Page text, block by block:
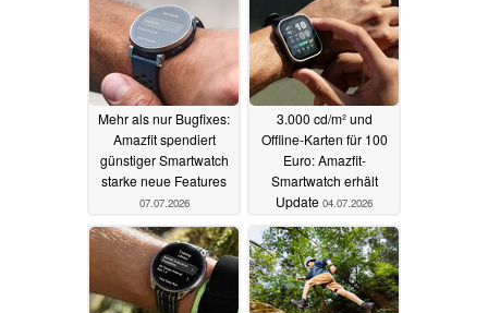
Mehr als nur Bugfixes:
Amazfit spendiert
günstiger Smartwatch
starke neue Features
07.07.2026
3.000 cd/m² und
Offline-Karten für 100
Euro: Amazfit-
Smartwatch erhält
Update 04.07.2026